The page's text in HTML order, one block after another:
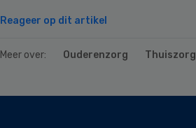
Reageer op dit artikel
Meer over: Ouderenzorg Thuiszorg